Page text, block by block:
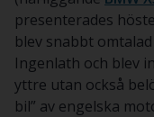
presenterades
blev snabbt
Ingenlath och blev
yttre utan också
bil” av engelska